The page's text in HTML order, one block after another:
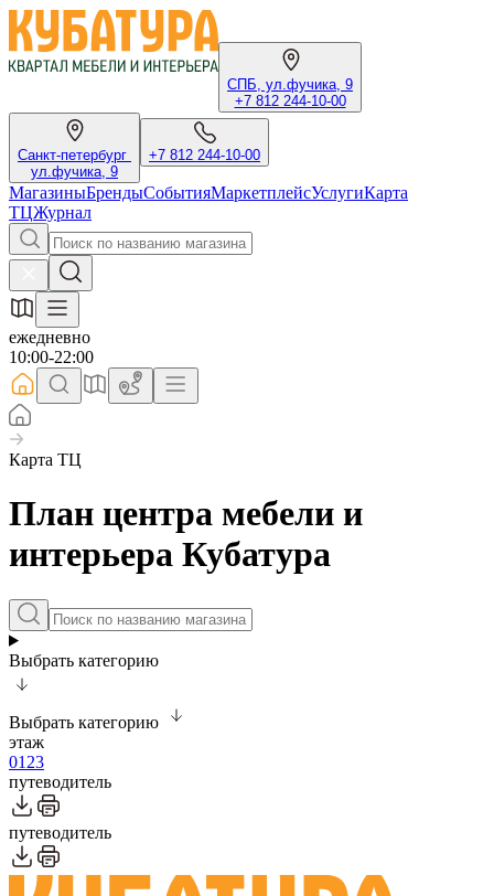
СПБ, ул.фучика, 9
+7 812 244-10-00
Санкт-петербург
ул.фучика, 9
+7 812 244-10-00
МагазиныБрендыСобытияМаркетплейсУслугиКарта
ТЦЖурнал
ежедневно
10:00-22:00
Карта ТЦ
План центра мебели и
интерьера Кубатура
Выбрать категорию
Выбрать категорию
этаж
01 23
путеводитель
путеводитель